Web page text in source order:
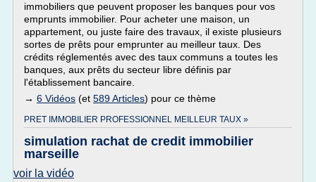
immobiliers que peuvent proposer les banques pour vos
emprunts immobilier. Pour acheter une maison, un
appartement, ou juste faire des travaux, il existe plusieurs
sortes de prêts pour emprunter au meilleur taux. Des
crédits réglementés avec des taux communs a toutes les
banques, aux prêts du secteur libre définis par
l'établissement bancaire.
→ 6 Vidéos (et 589 Articles) pour ce thème
PRET IMMOBILIER PROFESSIONNEL MEILLEUR TAUX »
simulation rachat de credit immobilier
marseille
voir la vidéo